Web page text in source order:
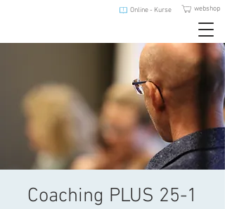
webshop
Online - Kurse
Coaching PLUS 25-1